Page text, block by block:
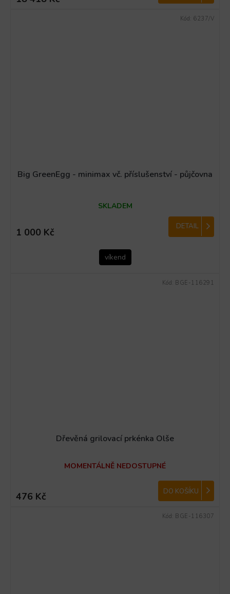
Big GreenEgg - minimax vč. příslušenství - půjčovna
je
5,0
SKLADEM
1 000 Kč DETAIL
víkend
Kód: 6237/V
Dřevěná grilovací prkénka Olše
MOMENTÁLNĚ NEDOSTUPNÉ
476 Kč DO KOŠÍKU
Kód: BGE-116291
Kód: BGE-116307